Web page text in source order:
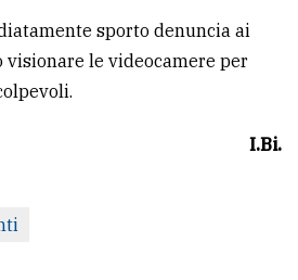
sporto denuncia ai
visionare le videocamere per
I.Bi.